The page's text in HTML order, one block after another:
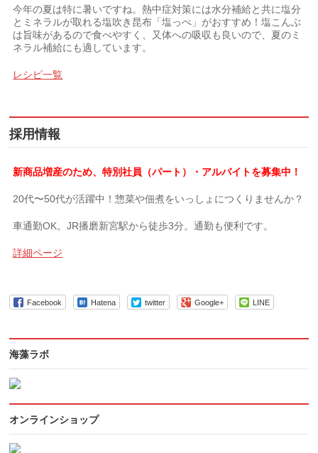
今年の夏は特に暑いですね。熱中症対策には水分補給と共に塩分
とミネラルが取れる塩吹き昆布「塩っぺ」がおすすめ！塩こんぶ
は旨味があるので食べやすく、又体への吸収も良いので、夏のミ
ネラル補給にも適しています。
レシピ一覧
採用情報
新商品増産のため、特別社員（パート）・アルバイトを募集中！
20代〜50代が活躍中！惣菜や佃煮をいっしょにつくりませんか？
車通勤OK。JR播磨新宮駅から徒歩3分。通勤も便利です。
詳細ページ
Facebook Hatena twitter Google+ LINE
海藻ラボ
オンラインショップ